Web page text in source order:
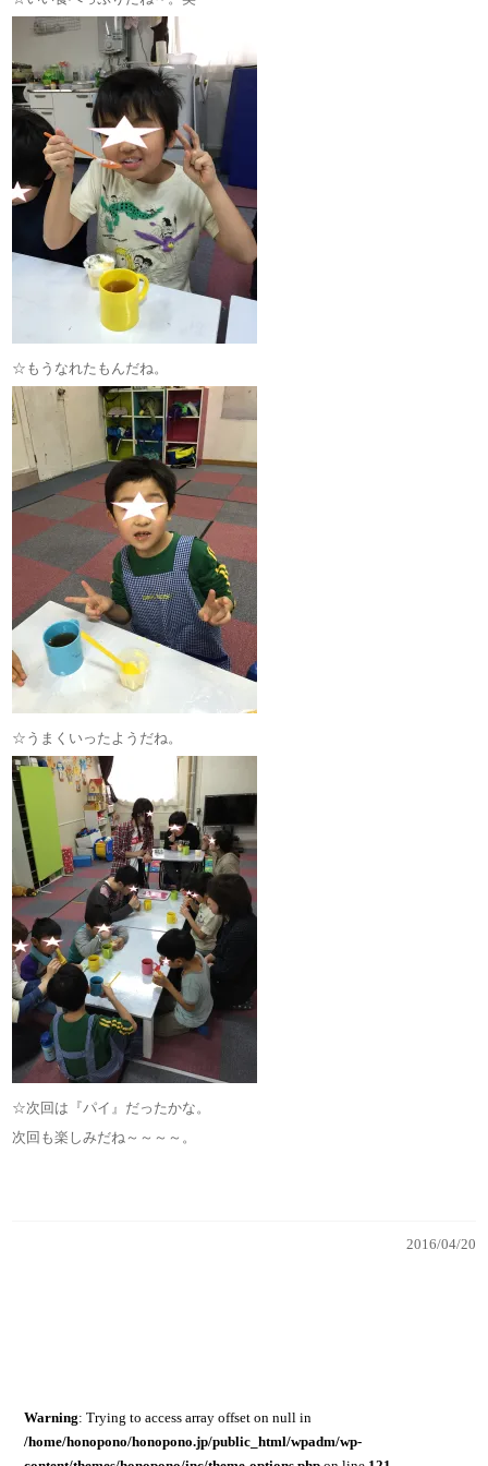
☆もうなれたもんだね。
☆うまくいったようだね。
☆次回は『パイ』だったかな。
次回も楽しみだね～～～～。
2016/04/20
Warning: Trying to access array offset on null in
/home/honopono/honopono.jp/public_html/wpadm/wp-